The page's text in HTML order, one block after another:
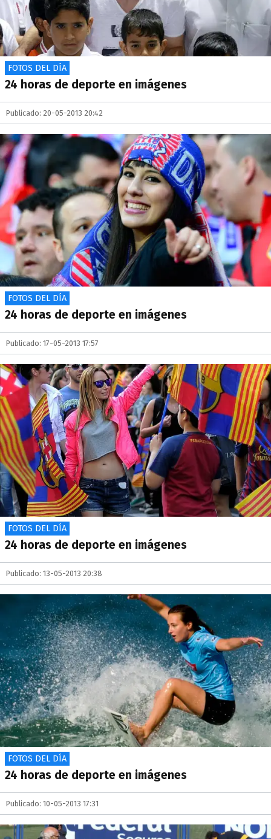
FOTOS DEL DÍA
24 horas de deporte en imágenes
Publicado: 20-05-2013 20:42
FOTOS DEL DÍA
24 horas de deporte en imágenes
Publicado: 17-05-2013 17:57
FOTOS DEL DÍA
24 horas de deporte en imágenes
Publicado: 13-05-2013 20:38
FOTOS DEL DÍA
24 horas de deporte en imágenes
Publicado: 10-05-2013 17:31